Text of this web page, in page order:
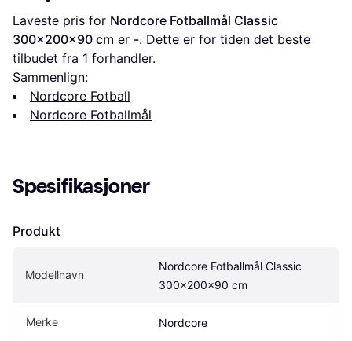
Laveste pris for Nordcore Fotballmål Classic
300x200x90 cm er -. Dette er for tiden det beste
tilbudet fra 1 forhandler.
Sammenlign:
Nordcore Fotball
Nordcore Fotballmål
Spesifikasjoner
Produkt
Modellnavn
Nordcore Fotballmål Classic
300x200x90 cm
Merke Nordcore